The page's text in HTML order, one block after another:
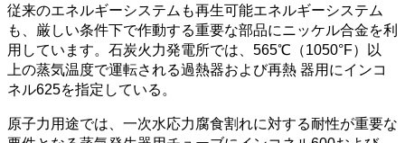
従来のエネルギーシステムも再生可能エネルギーシステム
も、厳しい条件下で作動する重要な部品にニッケル合金を利
用しています。石炭火力発電所では、565℃（1050°F）以
上の蒸気温度で運転される過熱器および再熱 器用にインコ
ネル625を指定している。
原子力用途では、一次水応力腐食割れに対する耐性が重要な